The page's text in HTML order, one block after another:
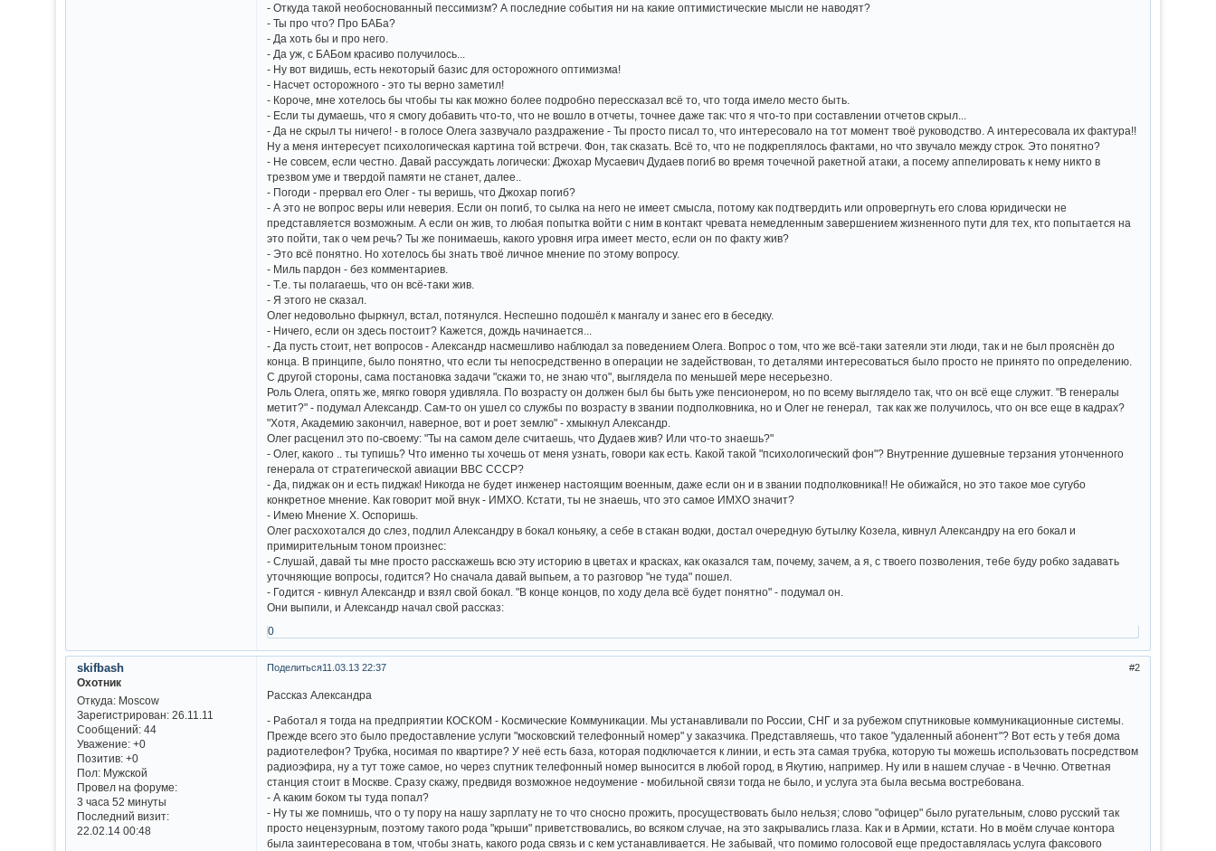
- Откуда такой необоснованный пессимизм? А последние события ни на какие оптимистические мысли не наводят?
- Ты про что? Про БАБа?
- Да хоть бы и про него.
- Да уж, с БАБом красиво получилось...
- Ну вот видишь, есть некоторый базис для осторожного оптимизма!
- Насчет осторожного - это ты верно заметил!
- Короче, мне хотелось бы чтобы ты как можно более подробно перессказал всё то, что тогда имело место быть.
- Если ты думаешь, что я смогу добавить что-то, что не вошло в отчеты, точнее даже так: что я что-то при составлении отчетов скрыл...
- Да не скрыл ты ничего! - в голосе Олега зазвучало раздражение - Ты просто писал то, что интересовало на тот момент твоё руководство. А интересовала их фактура!!
Ну а меня интересует психологическая картина той встречи. Фон, так сказать. Всё то, что не подкреплялось фактами, но что звучало между строк. Это понятно?
- Не совсем, если честно. Давай рассуждать логически: Джохар Мусаевич Дудаев погиб во время точечной ракетной атаки, а посему аппелировать к нему никто в
трезвом уме и твердой памяти не станет, далее..
- Погоди - прервал его Олег - ты веришь, что Джохар погиб?
- А это не вопрос веры или неверия. Если он погиб, то сылка на него не имеет смысла, потому как подтвердить или опровергнуть его слова юридически не
представляется возможным. А если он жив, то любая попытка войти с ним в контакт чревата немедленным завершением жизненного пути для тех, кто попытается на
это пойти, так о чем речь? Ты же понимаешь, какого уровня игра имеет место, если он по факту жив?
- Это всё понятно. Но хотелось бы знать твоё личное мнение по этому вопросу.
- Миль пардон - без комментариев.
- Т.е. ты полагаешь, что он всё-таки жив.
- Я этого не сказал.
Олег недовольно фыркнул, встал, потянулся. Неспешно подошёл к мангалу и занес его в беседку.
- Ничего, если он здесь постоит? Кажется, дождь начинается...
- Да пусть стоит, нет вопросов - Александр насмешливо наблюдал за поведением Олега. Вопрос о том, что же всё-таки затеяли эти люди, так и не был прояснён до
конца. В принципе, было понятно, что если ты непосредственно в операции не задействован, то деталями интересоваться было просто не принято по определению.
С другой стороны, сама постановка задачи "скажи то, не знаю что", выглядела по меньшей мере несерьезно.
Роль Олега, опять же, мягко говоря удивляла. По возрасту он должен был бы быть уже пенсионером, но по всему выглядело так, что он всё еще служит. "В генералы
метит?" - подумал Александр. Сам-то он ушел со службы по возрасту в звании подполковника, но и Олег не генерал, так как же получилось, что он все еще в кадрах?
"Хотя, Академию закончил, наверное, вот и роет землю" - хмыкнул Александр.
Олег расценил это по-своему: "Ты на самом деле считаешь, что Дудаев жив? Или что-то знаешь?"
- Олег, какого .. ты тупишь? Что именно ты хочешь от меня узнать, говори как есть. Какой такой "психологический фон"? Внутренние душевные терзания утонченного
генерала от стратегической авиации ВВС СССР?
- Да, пиджак он и есть пиджак! Никогда не будет инженер настоящим военным, даже если он и в звании подполковника!! Не обижайся, но это такое мое сугубо
конкретное мнение. Как говорит мой внук - ИМХО. Кстати, ты не знаешь, что это самое ИМХО значит?
- Имею Мнение Х. Оспоришь.
Олег расхохотался до слез, подлил Александру в бокал коньяку, а себе в стакан водки, достал очередную бутылку Козела, кивнул Александру на его бокал и
примирительным тоном произнес:
- Слушай, давай ты мне просто расскажешь всю эту историю в цветах и красках, как оказался там, почему, зачем, а я, с твоего позволения, тебе буду робко задавать
уточняющие вопросы, годится? Но сначала давай выпьем, а то разговор "не туда" пошел.
- Годится - кивнул Александр и взял свой бокал. "В конце концов, по ходу дела всё будет понятно" - подумал он.
Они выпили, и Александр начал свой рассказ:
0
Поделиться 2
11.03.13 22:37
skifbash
Охотник
Откуда:Moscow
Зарегистрирован: 26.11.11
Сообщений:44
Уважение: +0
Позитив: +0
Пол:Мужской
Провел на форуме:
3 часа 52 минуты
Последний визит:
22.02.14 00:48
Рассказ Александра
- Работал я тогда на предприятии КОСКОМ - Космические Коммуникации. Мы устанавливали по России, СНГ и за рубежом спутниковые коммуникационные системы.
Прежде всего это было предоставление услуги "московский телефонный номер" у заказчика. Представляешь, что такое "удаленный абонент"? Вот есть у тебя дома
радиотелефон? Трубка, носимая по квартире? У неё есть база, которая подключается к линии, и есть эта самая трубка, которую ты можешь использовать посредством
радиоэфира, ну а тут тоже самое, но через спутник телефонный номер выносится в любой город, в Якутию, например. Ну или в нашем случае - в Чечню. Ответная
станция стоит в Москве. Сразу скажу, предвидя возможное недоумение - мобильной связи тогда не было, и услуга эта была весьма востребована.
- А каким боком ты туда попал?
- Ну ты же помнишь, что о ту пору на нашу зарплату не то что сносно прожить, просуществовать было нельзя; слово "офицер" было ругательным, слово русский так
просто нецензурным, поэтому такого рода "крыши" приветствовались, во всяком случае, на это закрывались глаза. Как и в Армии, кстати. Но в моём случае контора
была заинтересована в том, чтобы знать, какого рода связь и с кем устанавливается. Не забывай, что помимо голосовой еще предоставлялась услуга факсового